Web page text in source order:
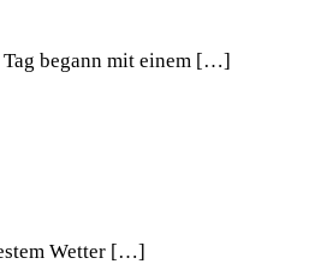
Tag begann mit einem […]
Wetter […]